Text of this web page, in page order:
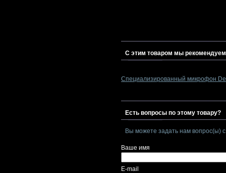
С этим товаром мы рекомендуем
Специализированный микрофон
Есть вопросы по этому товару?
Вы можете задать нам
Ваше имя
E-mail